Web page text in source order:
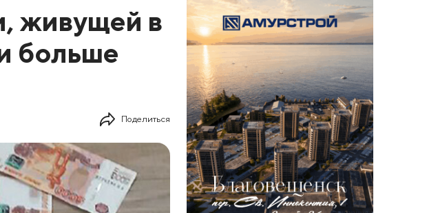
живущей в
больше
Поделиться